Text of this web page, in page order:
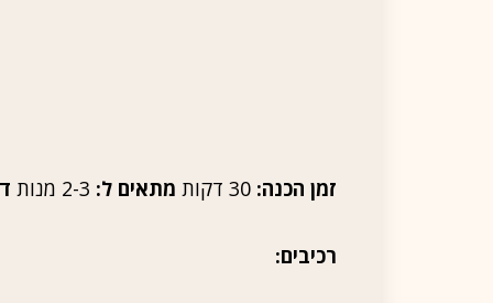
זמן הכנה: מתאים ל:
רכיבים: